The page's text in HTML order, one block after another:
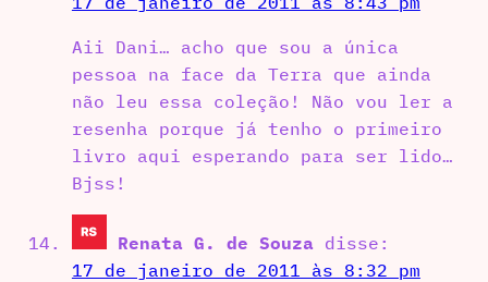
Aii Dani… acho que sou a única
pessoa na face da Terra que ainda
não leu essa coleção! Não vou ler a
resenha porque já tenho o primeiro
livro aqui esperando para ser lido…
Bjss!
Renata G. de Souza disse:
17 de janeiro de 2011 às 8:32 pm